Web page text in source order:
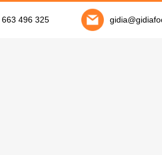
496 325